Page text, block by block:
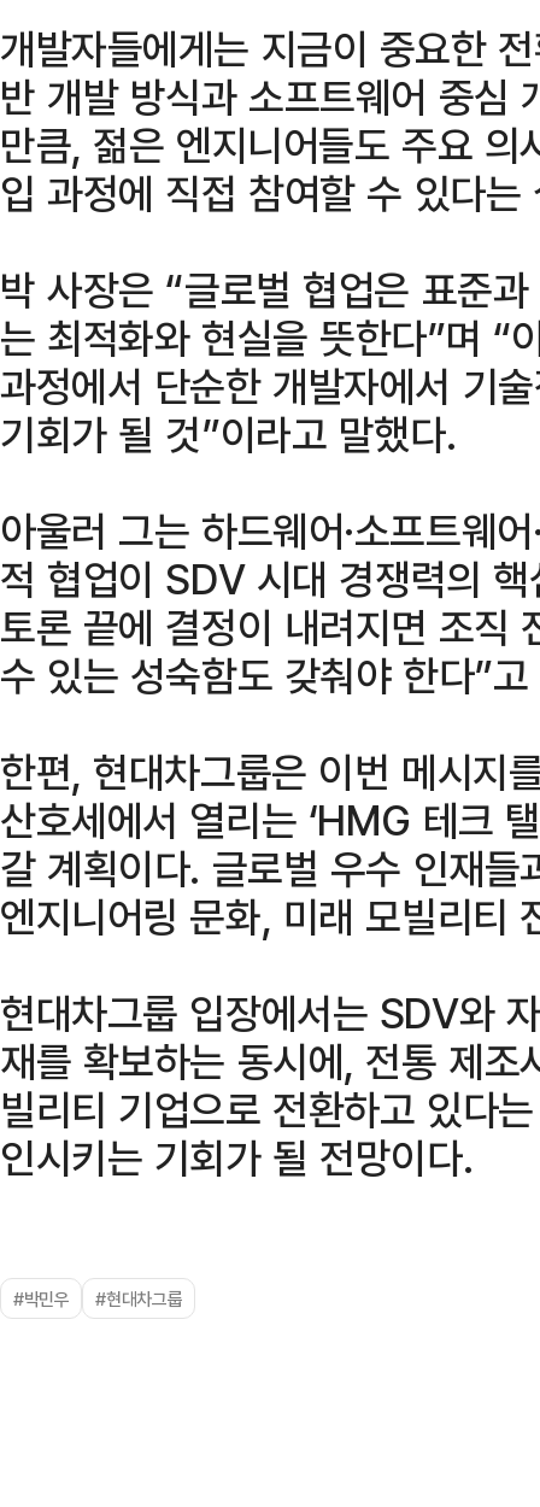
개발자들에게는 지금이 중요한
반 개발 방식과 소프트웨어 중심
만큼, 젊은 엔지니어들도 주요
입 과정에 직접 참여할 수 있다는
박 사장은 “글로벌 협업은 표준
는 최적화와 현실을 뜻한다”며 “
과정에서 단순한 개발자에서 기
기회가 될 것”이라고 말했다.
아울러 그는 하드웨어·소프트웨
적 협업이 SDV 시대 경쟁력의
토론 끝에 결정이 내려지면 조직
수 있는 성숙함도 갖춰야 한다”
한편, 현대차그룹은 이번 메시지
산호세에서 열리는 ‘HMG 테크
갈 계획이다. 글로벌 우수 인재
엔지니어링 문화, 미래 모빌리티
현대차그룹 입장에서는 SDV와
재를 확보하는 동시에, 전통 제조
빌리티 기업으로 전환하고 있다
인시키는 기회가 될 전망이다.
#박민우 #현대차그룹